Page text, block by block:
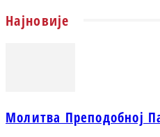
Најновије
Молитва Преподобној